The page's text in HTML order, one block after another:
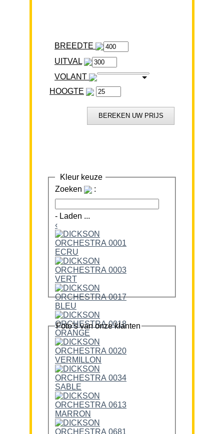
BREEDTE
VOLANT
HOOGTE
Kleur keuze
Zoeken
:
- Laden ...
‹
Foto’s van onze klanten